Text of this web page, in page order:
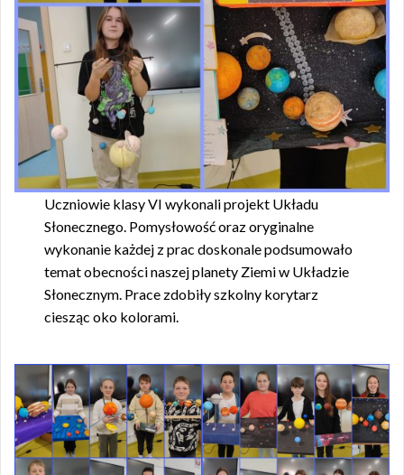
Uczniowie klasy VI wykonali projekt Układu
Słonecznego. Pomysłowość oraz oryginalne
wykonanie każdej z prac doskonale podsumowało
temat obecności naszej planety Ziemi w Układzie
Słonecznym. Prace zdobiły szkolny korytarz
ciesząc oko kolorami.